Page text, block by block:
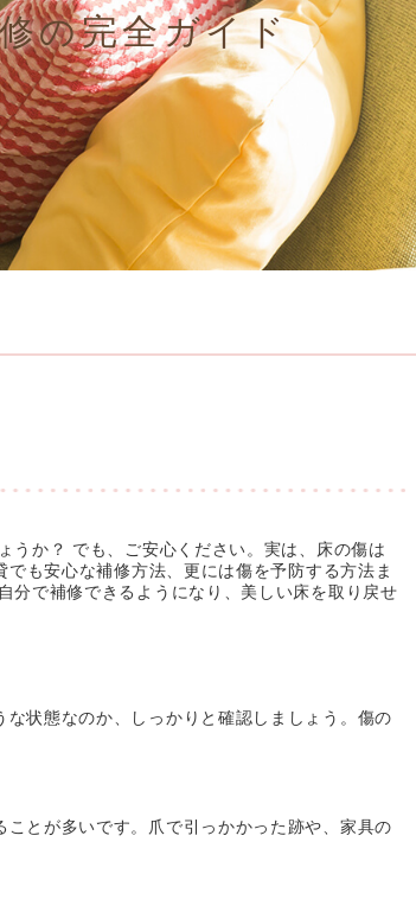
の完全ガイド
うか？ でも、ご安心ください。実は、床の傷は
も安心な補修方法、更には傷を予防する方法ま
分で補修できるようになり、美しい床を取り戻せ
状態なのか、しっかりと確認しましょう。傷の
とが多いです。爪で引っかかった跡や、家具の